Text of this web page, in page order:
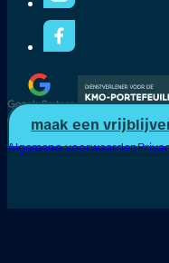
maak een
Algemene voorwaarden